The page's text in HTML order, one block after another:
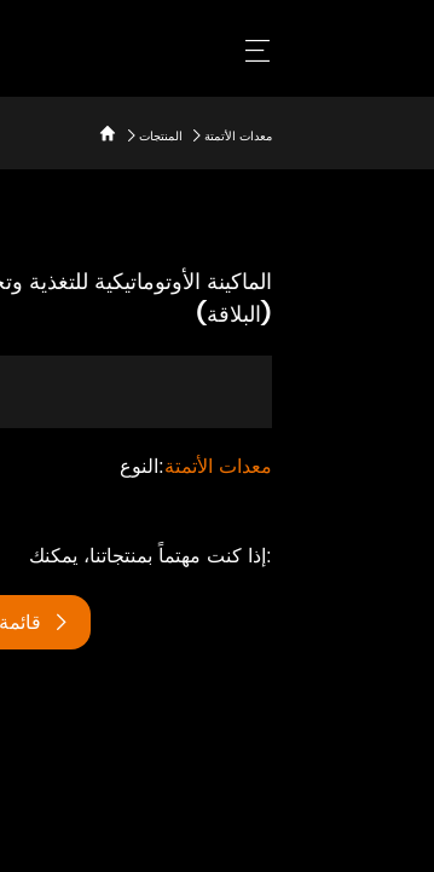
المنتجات معدات الأتمتة
(البلاقة)
النوع:معدات الأتمتة
إذا كنت مهتماً بمنتجاتنا، يمكنك: